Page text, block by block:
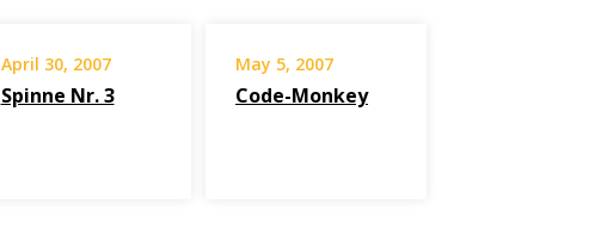
April 30, 2007
Spinne Nr. 3
May 5, 2007
Code-Monkey